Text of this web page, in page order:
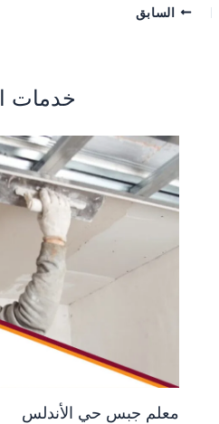
السابق
خدمات
معلم جبس حي الأندلس